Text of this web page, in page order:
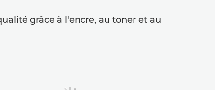
grâce à l'encre, au toner et au